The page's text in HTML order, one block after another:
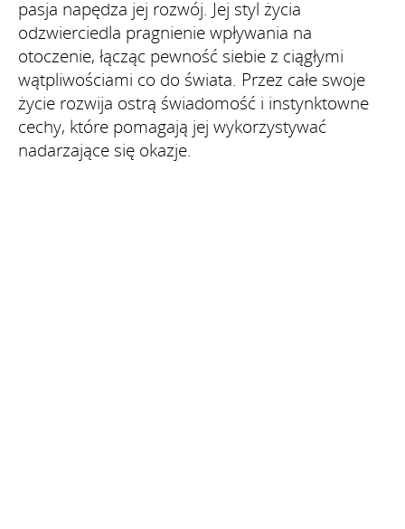
pasja napędza jej rozwój. Jej styl życia
odzwierciedla pragnienie wpływania na
otoczenie, łącząc pewność siebie z ciągłymi
wątpliwościami co do świata. Przez całe swoje
życie rozwija ostrą świadomość i instynktowne
cechy, które pomagają jej wykorzystywać
nadarzające się okazje.